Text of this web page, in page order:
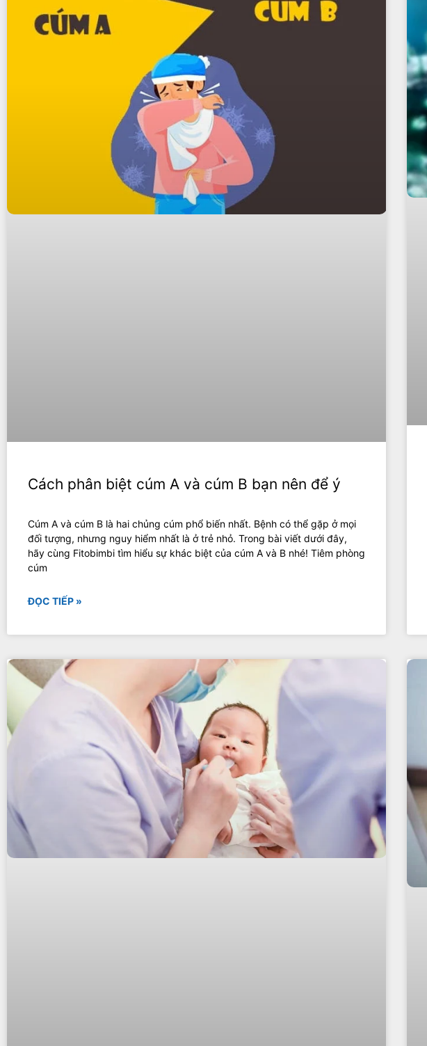
Cách phân biệt cúm A và cúm B bạn nên để ý
Cúm A và cúm B là hai chủng cúm phổ biến nhất. Bệnh có thể gặp ở mọi
đối tượng, nhưng nguy hiểm nhất là ở trẻ nhỏ. Trong bài viết dưới đây,
hãy cùng Fitobimbi tìm hiểu sự khác biệt của cúm A và B nhé! Tiêm phòng
cúm
ĐỌC TIẾP »